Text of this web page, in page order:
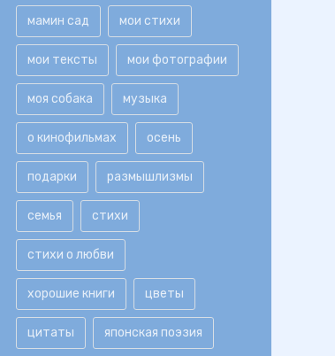
мамин сад мои стихи
мои тексты мои фотографии
моя собака музыка
о кинофильмах осень
подарки размышлизмы
семья стихи
стихи о любви
хорошие книги цветы
цитаты японская поэзия